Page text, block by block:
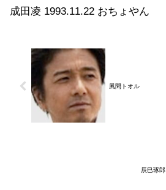
成田凌 1993.11.22 おちょやん
風間トオル
辰巳琢郎